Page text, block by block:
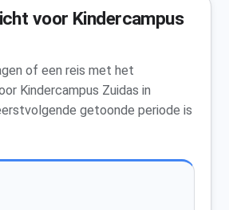
voor Kindercampus
of een reis met het
Kindercampus Zuidas in
getoonde periode is